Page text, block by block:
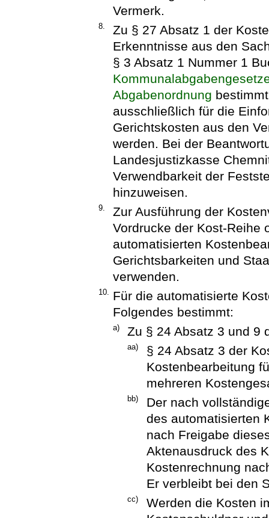
Vermerk.
8.
Zu § 27 Absatz 1 der
Erkenntnisse aus den
§ 3 Absatz 1 Nummer 1
Abgabenordnung
ausschließlich für die
Gerichtskosten aus den
werden. Bei der
Landesjustizkasse
Verwendbarkeit der
hinzuweisen.
9.
Zur Ausführung der
Vordrucke der Kost-Reihe
automatisierten
Gerichtsbarkeiten und
verwenden.
10.
Für die automatisierte
Folgendes bestimmt:
a) Zu § 24 Absatz 3 und 9
aa)
§ 24 Absatz 3 der
Kostenbearbeitung
mehreren
bb)
Der nach
des automatisierten
nach Freigabe
Aktenausdruck des
Kostenrechnung
Er verbleibt bei den
cc)
Werden die Kosten